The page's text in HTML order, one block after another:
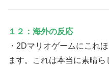
１２：海外の反応
・2Dマリオゲームにこれ
ます。これは本当に素晴ら